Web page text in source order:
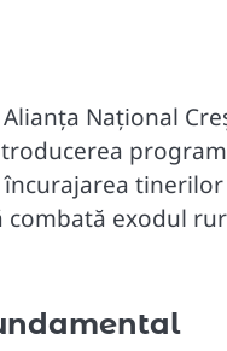
Național
exodul